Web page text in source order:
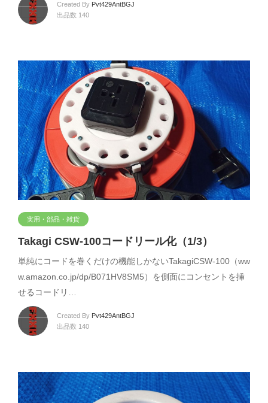
Created By Pvt429AntBGJ
出品数 140
実用・部品・雑貨
Takagi CSW-100コードリール化（1/3）
単純にコードを巻くだけの機能しかないTakagiCSW-100（ww
w.amazon.co.jp/dp/B071HV8SM5）を側面にコンセントを挿
せるコードリ…
Created By Pvt429AntBGJ
出品数 140